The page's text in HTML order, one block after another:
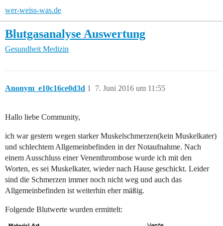
wer-weiss-was.de
Blutgasanalyse Auswertung
Gesundheit Medizin
Anonym_e10c16ce0d3d 7. Juni 2016 um 11:55
1
Hallo liebe Community,
ich war gestern wegen starker Muskelschmerzen(kein Muskelkater)
und schlechtem Allgemeinbefinden in der Notaufnahme. Nach
einem Ausschluss einer Venenthrombose wurde ich mit den
Worten, es sei Muskelkater, wieder nach Hause geschickt. Leider
sind die Schmerzen immer noch nicht weg und auch das
Allgemeinbefinden ist weiterhin eher mäßig.
Folgende Blutwerte wurden ermittelt: